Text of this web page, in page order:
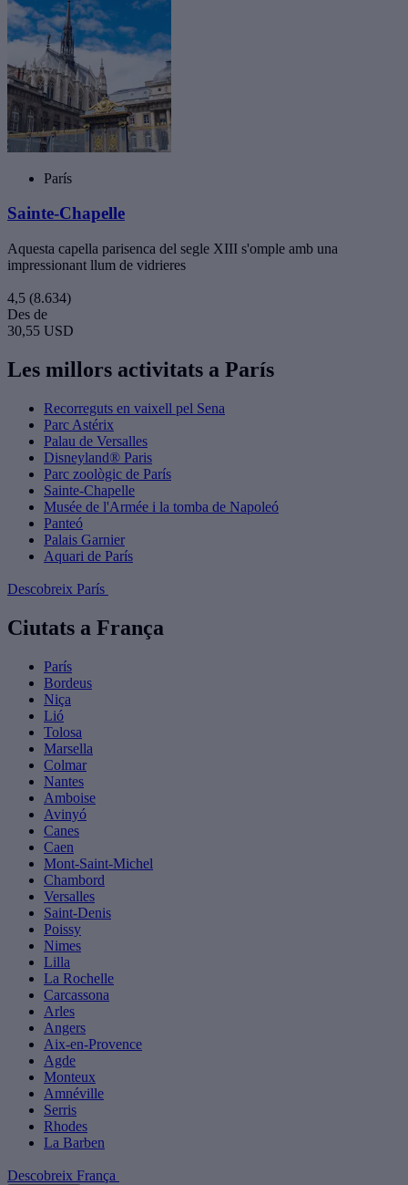
París
Sainte-Chapelle
Aquesta capella parisenca del segle XIII s'omple amb una
impressionant llum de vidrieres
4,5 (8.634)
Des de
30,55 USD
Les millors activitats a París
Recorreguts en vaixell pel Sena
Parc Astérix
Palau de Versalles
Disneyland® Paris
Parc zoològic de París
Sainte-Chapelle
Musée de l'Armée i la tomba de Napoleó
Panteó
Palais Garnier
Aquari de París
Descobreix París
Ciutats a França
París
Bordeus
Niça
Lió
Tolosa
Marsella
Colmar
Nantes
Amboise
Avinyó
Canes
Caen
Mont-Saint-Michel
Chambord
Versalles
Saint-Denis
Poissy
Nimes
Lilla
La Rochelle
Carcassona
Arles
Angers
Aix-en-Provence
Agde
Monteux
Amnéville
Serris
Rhodes
La Barben
Descobreix França